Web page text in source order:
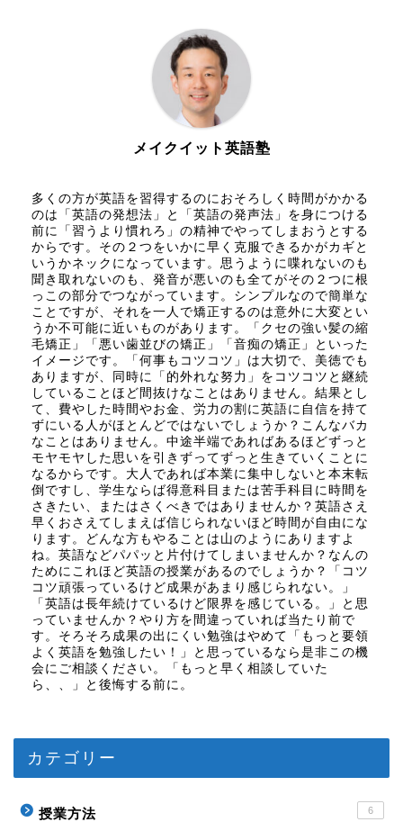
メイクイット英語塾
多くの方が英語を習得するのにおそろしく時間がかかる
のは「英語の発想法」と「英語の発声法」を身につける
前に「習うより慣れろ」の精神でやってしまおうとする
からです。その２つをいかに早く克服できるかがカギと
いうかネックになっています。思うように喋れないのも
聞き取れないのも、発音が悪いのも全てがその２つに根
っこの部分でつながっています。シンプルなので簡単な
ことですが、それを一人で矯正するのは意外に大変とい
うか不可能に近いものがあります。「クセの強い髪の縮
毛矯正」「悪い歯並びの矯正」「音痴の矯正」といった
イメージです。「何事もコツコツ」は大切で、美徳でも
ありますが、同時に「的外れな努力」をコツコツと継続
していることほど間抜けなことはありません。結果とし
て、費やした時間やお金、労力の割に英語に自信を持て
ずにいる人がほとんどではないでしょうか？こんなバカ
なことはありません。中途半端であればあるほどずっと
モヤモヤした思いを引きずってずっと生きていくことに
なるからです。大人であれば本業に集中しないと本末転
倒ですし、学生ならば得意科目または苦手科目に時間を
さきたい、またはさくべきではありませんか？英語さえ
早くおさえてしまえば信じられないほど時間が自由にな
ります。どんな方もやることは山のようにありますよ
ね。英語などパパッと片付けてしまいませんか？なんの
ためにこれほど英語の授業があるのでしょうか？「コツ
コツ頑張っているけど成果があまり感じられない。」
「英語は長年続けているけど限界を感じている。」と思
っていませんか？やり方を間違っていれば当たり前で
す。そろそろ成果の出にくい勉強はやめて「もっと要領
よく英語を勉強したい！」と思っているなら是非この機
会にご相談ください。「もっと早く相談していた
ら、、」と後悔する前に。
カテゴリー
授業方法 6